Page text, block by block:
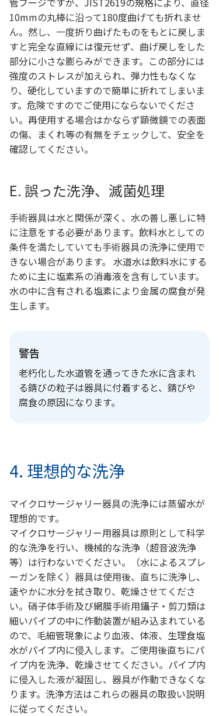
10mmの丸棒に沿って180度曲げても折れませ
ん。然し、一度折り曲げたものをもとに戻しま
すと完全な直線には復元せず、曲げ戻しをした
部分に小さな膨らみができます。この部分には
強度のストレスが加えられ、弾力性もなくな
り、硬化していますので簡単に折れてしまいま
す。危険ですのでご使用にならないでくださ
い。再使用する場合はかならず顕微鏡での表面
の傷、まくれ等の有無をチェックして、安全を
確認してください。
E. 誤った洗浄、滅菌処理
手術器具は水と関係が深く、水の善し悪しに特
に注意をする必要があります。飲料水としての
条件を満たしていても手術器具の洗浄に使用で
きない場合があります。 水道水は飲料水にする
ために主に塩素系の消毒液を含有しています。
水の中に含有される塩素により金属の腐食が発
生します。
警告
老朽化した水道管を通ってきた水に含まれ
る錆びの粒子は器具に付着すると、錆びや
腐食の原因になります。
4. 理想的な洗浄
マイクロサージャリー器具の洗浄には蒸留水が
理想的です。
マイクロサージャリー用器具は原則として科学
的な洗浄を行い、機械的な洗浄（超音波洗浄
等）は行わないでください。（水によるスプレ
ーガンを除く）器具は使用後、直ちに洗浄し、
速やかに水分を拭き取り、乾燥させてくださ
い。硝子体手術及び網膜手術用鑷子・剪刀類は
細いパイプの中に作動装置が組み込まれている
ので、毛細管現象により血液、体液、生理食塩
水がパイプ内に侵入します。ご使用後直ちにパ
イプ内を洗浄、乾燥させてください。パイプ内
に侵入した液が凝固し、器具が作動できなくな
ります。洗浄方法はこれらの器具の取扱い説明
に従ってください。